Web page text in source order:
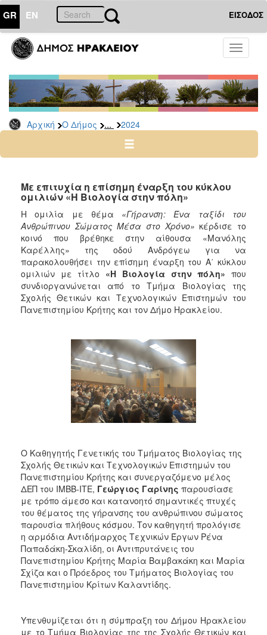
GR EN ΕΙΣΟΔΟΣ
Toggle
Αρχική Ο Δήμος ... 2024
ΔΗΜΟΣ
Δελτία
Τύπου
Αρχείο
2026
2024
2022
2021
2020
2019
2018
2017
2016
ΤΟΠΟΣ
ΠΟΛΙΤΙΣΜΟΣ
ΑΝΘΕΚΤΙΚΗ
ΠΟΛΗ
Με επιτυχία η επίσημη έναρξη του κύκλου
ομιλιών «Η Βιολογία στην πόλη»
Η ομιλία με θέμα «Γήρανση: Ένα ταξίδι του
Ανθρώπινου Σώματος Μέσα στο Χρόνο» κέρδισε το
κοινό που βρέθηκε στην αίθουσα «Μανόλης
Καρέλλης» της οδού Ανδρόγεω για να
παρακολουθήσει την επίσημη έναρξη του Α΄ κύκλου
ομιλιών με τίτλο «Η Βιολογία στην πόλη» που
συνδιοργανώνεται από το Τμήμα Βιολογίας της
Σχολής Θετικών και Τεχνολογικών Επιστημών του
Πανεπιστημίου Κρήτης και τον Δήμο Ηρακλείου.
Ο Καθηγητής Γενετικής του Τμήματος Βιολογίας της
Σχολής Θετικών και Τεχνολογικών Επιστημών του
Πανεπιστημίου Κρήτης και συνεργαζόμενο μέλος
ΔΕΠ του ΙΜΒΒ-ΙΤΕ, Γεώργιος Γαρίνης παρουσίασε
με τρόπο άμεσο και κατανοητό σημαντικές πτυχές
του θέματος της γήρανσης του ανθρώπινου σώματος
παρουσία πλήθους κόσμου. Τον καθηγητή προλόγισε
η αρμόδια Αντιδήμαρχος Τεχνικών Έργων Ρένα
Παπαδάκη-Σκαλίδη, οι Αντιπρυτάνεις του
Πανεπιστημίου Κρήτης Μαρία Βαμβακάκη και Μαρία
Σχίζα και ο Πρόεδρος του Τμήματος Βιολογίας του
Πανεπιστημίου Κρίτων Καλαντίδης.
Υπενθυμίζεται ότι η σύμπραξη του Δήμου Ηρακλείου
με το Τμήμα Βιολογίας της της Σχολής Θετικών και